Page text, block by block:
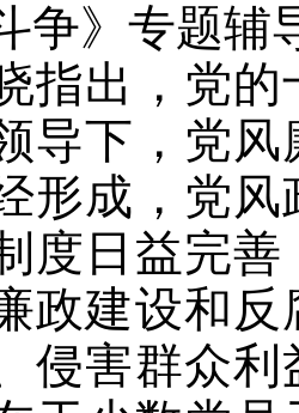
争》专题辅
指出，党
导下，党
形成，党
度日益完
政建设和
侵害群众